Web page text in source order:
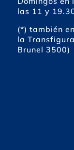
las 11 y
(*) también
la
Brunel 3500)